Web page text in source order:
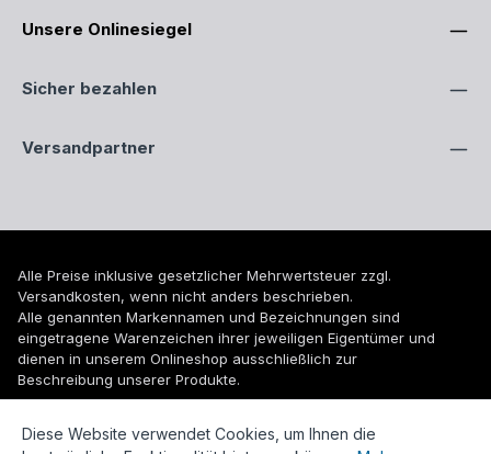
Unsere Onlinesiegel
Sicher bezahlen
Versandpartner
Alle Preise inklusive gesetzlicher Mehrwertsteuer zzgl.
Versandkosten, wenn nicht anders beschrieben.
Alle genannten Markennamen und Bezeichnungen sind
eingetragene Warenzeichen ihrer jeweiligen Eigentümer und
dienen in unserem Onlineshop ausschließlich zur
Beschreibung unserer Produkte.
© 2026 WUH24.de - Weigel und Unger Heizungs- und
Sanitärtechnik GmbH
Diese Website verwendet Cookies, um Ihnen die